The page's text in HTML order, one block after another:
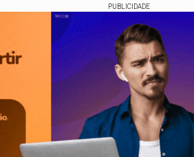
PUBLICIDADE